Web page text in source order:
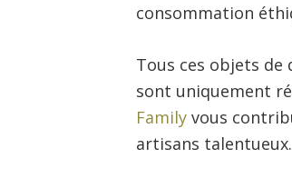
consommation
Tous ces objets de
sont uniquement
Familyvous
artisans talentueux.